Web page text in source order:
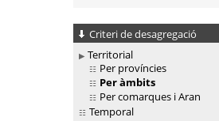
Criteri de desagregació
Territorial
Per províncies
Per àmbits
Per comarques i Aran
Temporal